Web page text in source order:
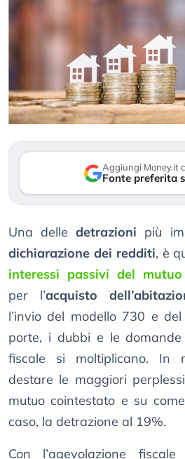
Aggiungi Money.it
Fonte preferita
Una delledetrazioni più
dichiarazione dei redditi, è
interessi passivi del
per l’acquisto
l’invio del modello 730 e
porte, i dubbi e le
fiscale si moltiplicano. In
destare le maggiori
mutuo cointestato e su
caso, la detrazione al 19%.
Con l’agevolazione